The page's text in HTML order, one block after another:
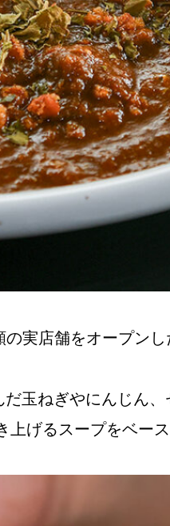
すめのイベント
実店舗をオープン
玉ねぎやにんじん、
げるスープをベー